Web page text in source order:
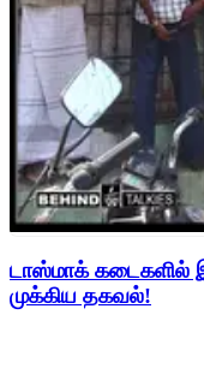
டாஸ்மாக் கடைகளில்
முக்கிய தகவல்!